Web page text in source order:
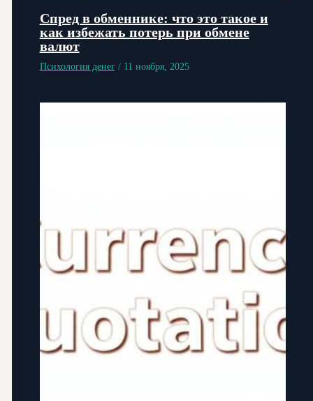
Спред в обменнике: что это такое и
как избежать потерь при обмене
валют
Психология денег/ 11 ноября, 2025